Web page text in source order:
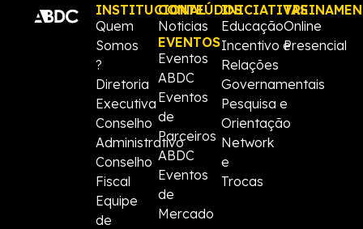
INSTITUCIONAL
Quem
Somos
?
Diretoria
Executiva
Conselho
Administrativo
Conselho
Fiscal
Equipe
de
CONTEÚDOS
Noticias
EVENTOS
Eventos
ABDC
Eventos
de
Parceiros
ABDC
Eventos
de
Mercado
INICIATIVAS
Educação
Incentivo e
Relações
Governamentais
Pesquisa e
Orientação
Network
e
Trocas
Online
Presencial